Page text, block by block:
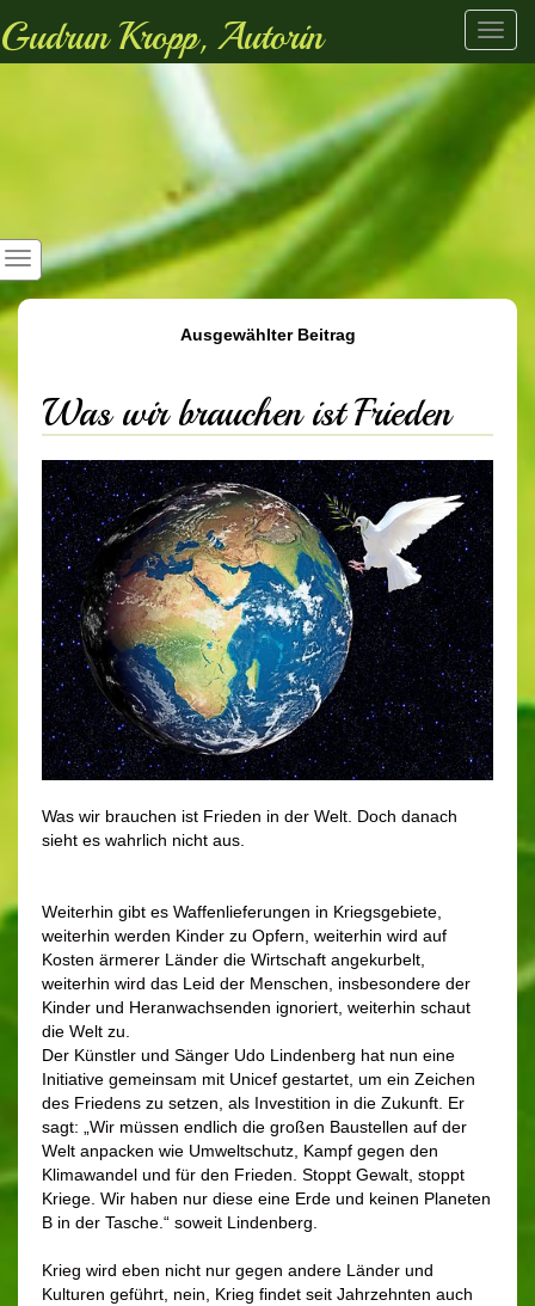
Gudrun Kropp, Autorin
Ausgewählter Beitrag
Was wir brauchen ist Frieden
Was wir brauchen ist Frieden in der Welt. Doch danach
sieht es wahrlich nicht aus.
Weiterhin gibt es Waffenlieferungen in Kriegsgebiete,
weiterhin werden Kinder zu Opfern, weiterhin wird auf
Kosten ärmerer Länder die Wirtschaft angekurbelt,
weiterhin wird das Leid der Menschen, insbesondere der
Kinder und Heranwachsenden ignoriert, weiterhin schaut
die Welt zu.
Der Künstler und Sänger Udo Lindenberg hat nun eine
Initiative gemeinsam mit Unicef gestartet, um ein Zeichen
des Friedens zu setzen, als Investition in die Zukunft. Er
sagt: „Wir müssen endlich die großen Baustellen auf der
Welt anpacken wie Umweltschutz, Kampf gegen den
Klimawandel und für den Frieden. Stoppt Gewalt, stoppt
Kriege. Wir haben nur diese eine Erde und keinen Planeten
B in der Tasche.“ soweit Lindenberg.
Krieg wird eben nicht nur gegen andere Länder und
Kulturen geführt, nein, Krieg findet seit Jahrzehnten auch